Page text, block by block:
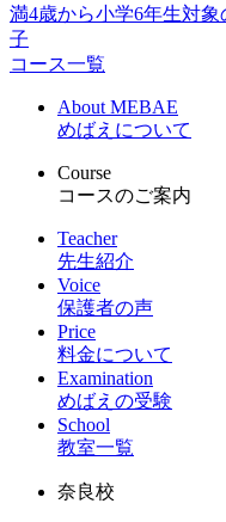
満4歳から小学6年生対
子
コース一覧
About MEBAE
めばえについて
Course
コースのご案内
Teacher
先生紹介
Voice
保護者の声
Price
料金について
Examination
めばえの受験
School
教室一覧
奈良校